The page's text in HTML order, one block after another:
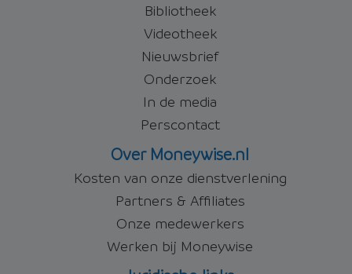
Bibliotheek
Videotheek
Nieuwsbrief
Onderzoek
In de media
Perscontact
Over Moneywise.nl
Kosten van onze dienstverlening
Partners & Affiliates
Onze medewerkers
Werken bij Moneywise